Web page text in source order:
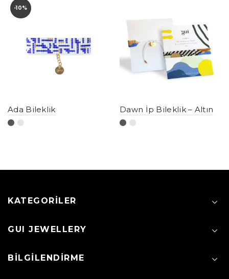
-10%
Ada Bileklik Dawn İp Bileklik – Altın
KATEGORILER
GUI JEWELLERY
BILGILENDIRME